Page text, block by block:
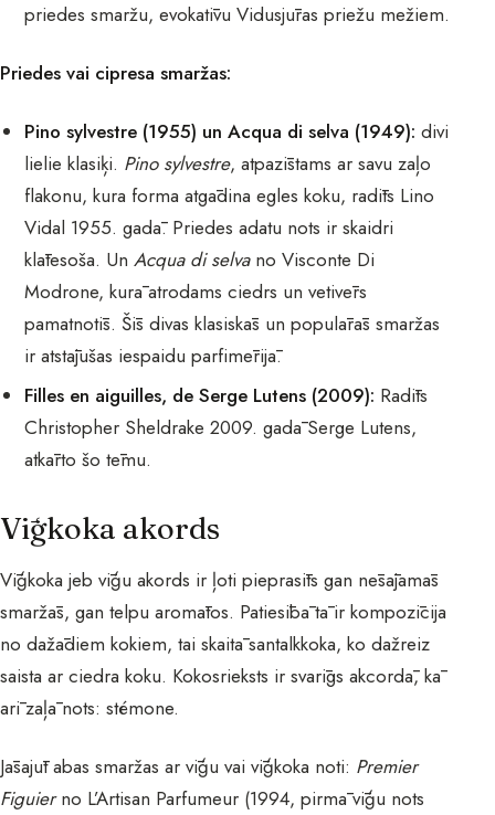
priedes smaržu, evokatīvu Vidusjūras priežu mežiem.
Priedes vai cipresa smaržas:
Pino sylvestre (1955) un Acqua di selva (1949): divi
lielie klasiķi. Pino sylvestre, atpazīstams ar savu zaļo
flakonu, kura forma atgādina egles koku, radīts Lino
Vidal 1955. gadā. Priedes adatu nots ir skaidri
klātesoša. UnAcqua di selvano Visconte Di
Modrone, kurā atrodams ciedrs un vetivērs
pamatnotīs. Šīs divas klasiskās un populārās smaržas
ir atstājušas iespaidu parfimērijā.
Filles en aiguilles, de Serge Lutens (2009): Radīts
Christopher Sheldrake 2009. gadā Serge Lutens,
atkārto šo tēmu.
Vīģkoka akords
Vīģkoka jeb vīģu akords ir ļoti pieprasīts gan nēsājamās
smaržās, gan telpu aromātos. Patiesībā tā ir kompozīcija
no dažādiem kokiem, tai skaitā santalkkoka, ko dažreiz
saista ar ciedra koku. Kokosrieksts ir svarīgs akcordā, kā
arī zaļā nots: stémone.
Jāsajūt abas smaržas ar vīģu vai vīģkoka noti: Premier
Figuierno L’Artisan Parfumeur (1994, pirmā vīģu nots